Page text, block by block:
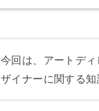
今回は、アートデ
ザイナーに関する